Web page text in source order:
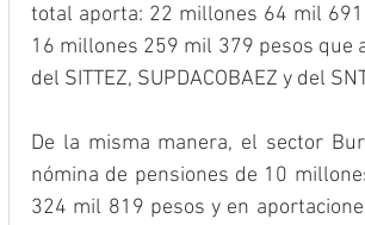
total aporta: 22 millones 64 mil
16 millones 259 mil 379 pesos que
del SITTEZ, SUPDACOBAEZ y del
De la misma manera, el sector
nómina de pensiones de 10
324 mil 819 pesos y en